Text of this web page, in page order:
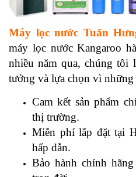
Máy lọc nước Tuấn
máy lọc nước Kangaroo
nhiều năm qua, chúng tôi
tưởng và lựa chọn vì những
Cam kết sản phẩm
thị trường.
Miễn phí lắp đặt tại
hấp dẫn.
Bảo hành chính